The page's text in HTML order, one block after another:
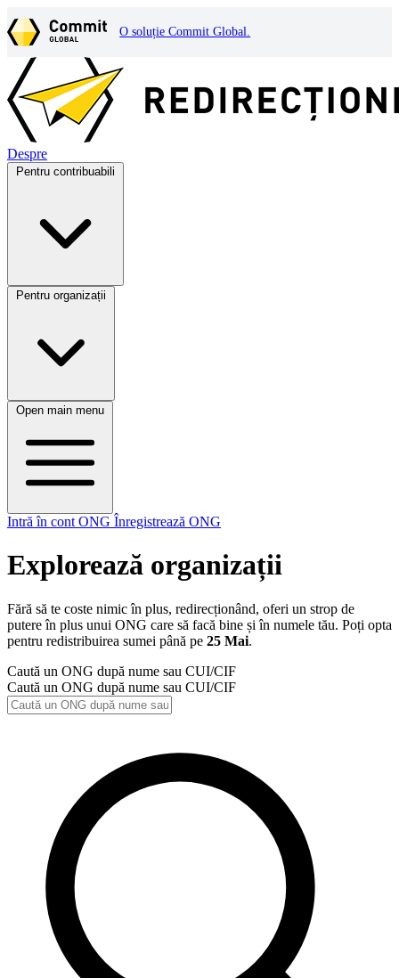
O soluție Commit Global.
Despre
Pentru contribuabili
Pentru organizații
Open main menu
Intră în cont ONG Înregistrează ONG
Explorează organizații
Fără să te coste nimic în plus, redirecționând, oferi un strop de
putere în plus unui ONG care să facă bine și în numele tău. Poți opta
pentru redistribuirea sumei până pe 25 Mai.
Caută un ONG după nume sau CUI/CIF
Caută un ONG după nume sau CUI/CIF